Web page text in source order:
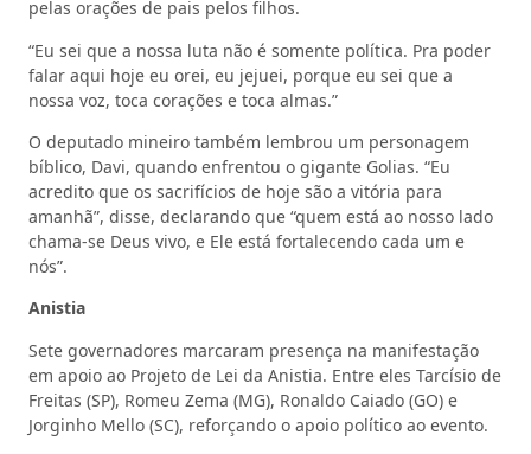
pelas orações de pais pelos filhos.
“Eu sei que a nossa luta não é somente política. Pra poder
falar aqui hoje eu orei, eu jejuei, porque eu sei que a
nossa voz, toca corações e toca almas.”
O deputado mineiro também lembrou um personagem
bíblico, Davi, quando enfrentou o gigante Golias. “Eu
acredito que os sacrifícios de hoje são a vitória para
amanhã”, disse, declarando que “quem está ao nosso lado
chama-se Deus vivo, e Ele está fortalecendo cada um e
nós”.
Anistia
Sete governadores marcaram presença na manifestação
em apoio ao Projeto de Lei da Anistia. Entre eles Tarcísio de
Freitas (SP), Romeu Zema (MG), Ronaldo Caiado (GO) e
Jorginho Mello (SC), reforçando o apoio político ao evento.